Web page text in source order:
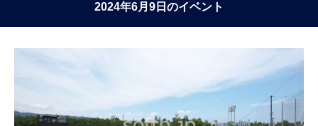
2024年6月9日のイベント